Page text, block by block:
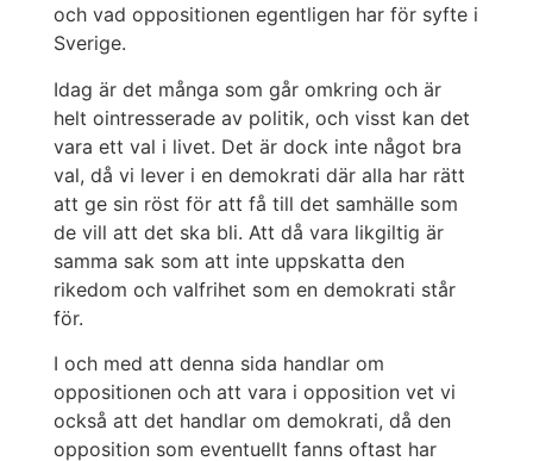
och vad oppositionen egentligen har för syfte i
Sverige.
Idag är det många som går omkring och är
helt ointresserade av politik, och visst kan det
vara ett val i livet. Det är dock inte något bra
val, då vi lever i en demokrati där alla har rätt
att ge sin röst för att få till det samhälle som
de vill att det ska bli. Att då vara likgiltig är
samma sak som att inte uppskatta den
rikedom och valfrihet som en demokrati står
för.
I och med att denna sida handlar om
oppositionen och att vara i opposition vet vi
också att det handlar om demokrati, då den
opposition som eventuellt fanns oftast har